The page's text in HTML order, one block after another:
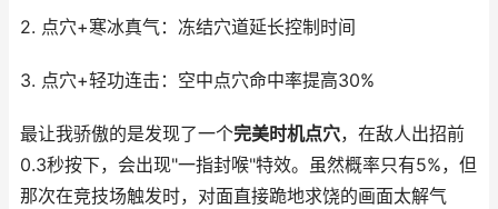
2. 点穴+寒冰真气：冻结穴道延长控制时间
3. 点穴+轻功连击：空中点穴命中率提高30%
最让我骄傲的是发现了一个完美时机点穴，在敌人出招前
0.3秒按下，会出现"一指封喉"特效。虽然概率只有5%，但
那次在竞技场触发时，对面直接跪地求饶的画面太解气